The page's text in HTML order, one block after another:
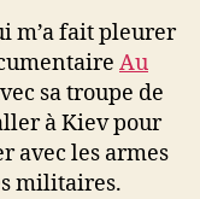
m’a fait pleurer
Au
sa troupe de
à Kiev pour
avec les armes
militaires.